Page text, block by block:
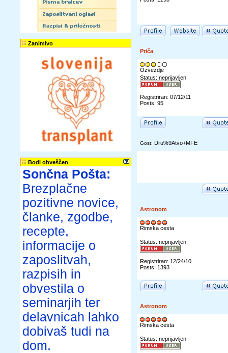
Zanimivo
Bodi obveščen
Sončna Pošta:
Brezplačne
pozitivne novice,
članke, zgodbe,
recepte,
informacije o
zaposlitvah,
razpisih in
obvestila o
seminarjih ter
delavnicah lahko
dobivaš tudi na
dom.
Priča
Ozvezdje
Status: neprijavljen
Registriran: 07/12/11
Posts: 95
Gost: Dru%9Atvo+MFE
Astronom
Rimska cesta
Status: neprijavljen
Registriran: 12/24/10
Posts: 1393
Astronom
Rimska cesta
Status: neprijavljen